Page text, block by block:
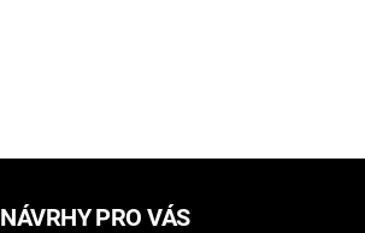
NÁVRHY PRO VÁS